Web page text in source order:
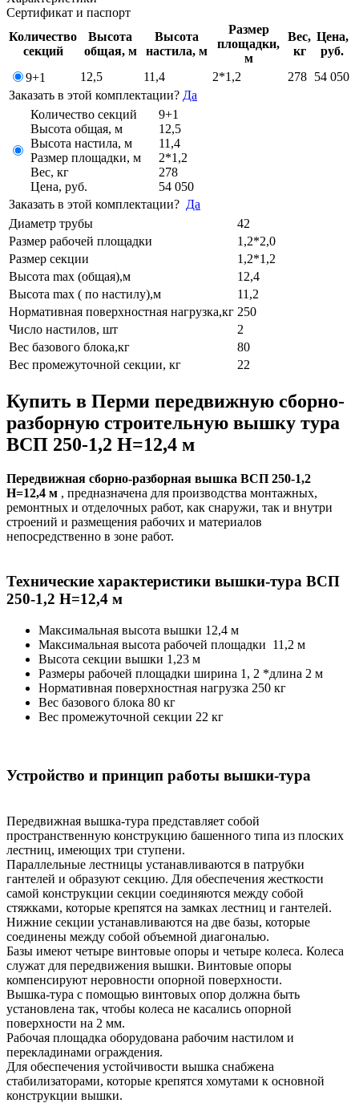
Сертификат и паспорт
Количество
секций
Высота
общая, м
Высота
настила, м
Размер
площадки,
м
Вес,
кг
Цена,
руб.
9+1
12,5 11,4 2*1,2 278 54 050
Заказать в этой комплектации? Да
Количество секций
Высота общая, м
Высота настила, м
Размер площадки, м
Вес, кг
Цена, руб.
9+1
12,5
11,4
2*1,2
278
54 050
Заказать в этой комплектации? Да
Диаметр трубы
42
Размер рабочей площадки
1,2*2,0
Размер секции
1,2*1,2
Высота max (общая),м
12,4
Высота max ( по настилу),м
11,2
Нормативная поверхностная нагрузка,кг 250
Число настилов, шт
2
Вес базового блока,кг
80
Вес промежуточной секции, кг
22
Купить в Перми передвижную сборно-
разборную строительную вышку тура
ВСП 250-1,2 Н=12,4 м
Передвижная сборно-разборная вышка ВСП 250-1,2
Н=12,4 м , предназначена для производства монтажных,
ремонтных и отделочных работ, как снаружи, так и внутри
строений и размещения рабочих и материалов
непосредственно в зоне работ.
Технические характеристики вышки-тура ВСП
250-1,2 Н=12,4 м
Максимальная высота вышки 12,4 м
Максимальная высота рабочей площадки 11,2 м
Высота секции вышки 1,23 м
Размеры рабочей площадки ширина 1, 2 *длина 2 м
Нормативная поверхностная нагрузка 250 кг
Вес базового блока 80 кг
Вес промежуточной секции 22 кг
Устройство и принцип работы вышки-тура
Передвижная вышка-тура представляет собой
пространственную конструкцию башенного типа из плоских
лестниц, имеющих три ступени.
Параллельные лестницы устанавливаются в патрубки
гантелей и образуют секцию. Для обеспечения жесткости
самой конструкции секции соединяются между собой
стяжками, которые крепятся на замках лестниц и гантелей.
Нижние секции устанавливаются на две базы, которые
соединены между собой объемной диагональю.
Базы имеют четыре винтовые опоры и четыре колеса. Колеса
служат для передвижения вышки. Винтовые опоры
компенсируют неровности опорной поверхности.
Вышка-тура с помощью винтовых опор должна быть
установлена так, чтобы колеса не касались опорной
поверхности на 2 мм.
Рабочая площадка оборудована рабочим настилом и
перекладинами ограждения.
Для обеспечения устойчивости вышка снабжена
стабилизаторами, которые крепятся хомутами к основной
конструкции вышки.